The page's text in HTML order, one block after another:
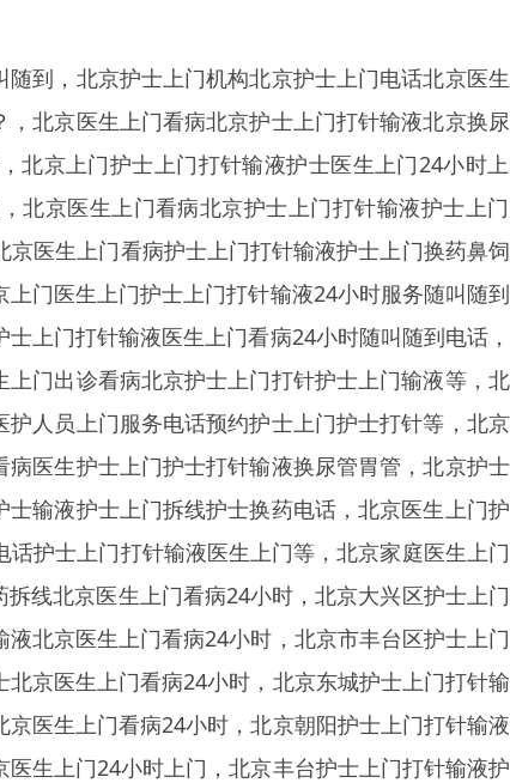
到，北京护士上门机构北京护士上门电话北京医
北京医生上门看病北京护士上门打针输液北京换
北京上门护士上门打针输液护士医生上门24小时
北京医生上门看病北京护士上门打针输液护士上
医生上门看病护士上门打针输液护士上门换药鼻
门医生上门护士上门打针输液24小时服务随叫随
上门打针输液医生上门看病24小时随叫随到电话
门出诊看病北京护士上门打针护士上门输液等，
人员上门服务电话预约护士上门护士打针等，北
医生护士上门护士打针输液换尿管胃管，北京护
输液护士上门拆线护士换药电话，北京医生上门
护士上门打针输液医生上门等，北京家庭医生上
线北京医生上门看病24小时，北京大兴区护士上
北京医生上门看病24小时，北京市丰台区护士上
京医生上门看病24小时，北京东城护士上门打针
医生上门看病24小时，北京朝阳护士上门打针输
生上门24小时上门，北京丰台护士上门打针输液